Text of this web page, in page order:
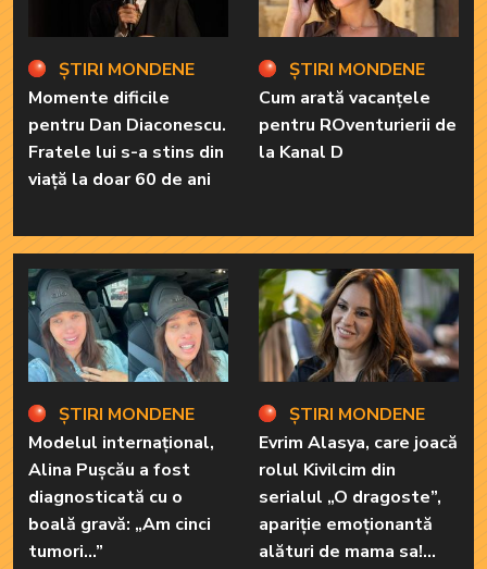
ȘTIRI MONDENE
Momente dificile
pentru Dan Diaconescu.
Fratele lui s-a stins din
viață la doar 60 de ani
ȘTIRI MONDENE
Modelul internațional,
Alina Pușcău a fost
diagnosticată cu o
boală gravă: „Am cinci
tumori...”
ȘTIRI MONDENE
Cum arată vacanțele
pentru ROventurierii de
la Kanal D
ȘTIRI MONDENE
Evrim Alasya, care joacă
rolul Kivilcim din
serialul „O dragoste”,
apariție emoționantă
alături de mama sa!